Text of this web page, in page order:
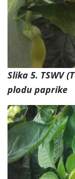
Slika 5. TSWV
plodu paprike